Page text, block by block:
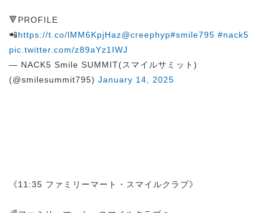
🔻PROFILE
📲https://t.co/lMM6KpjHaz@creephyp#smile795 #nack5
pic.twitter.com/z89aYz1IWJ
— NACK5 Smile SUMMIT(スマイルサミット)
(@smilesummit795) January 14, 2025
《11:35 ファミリーマート・スマイルクラブ》